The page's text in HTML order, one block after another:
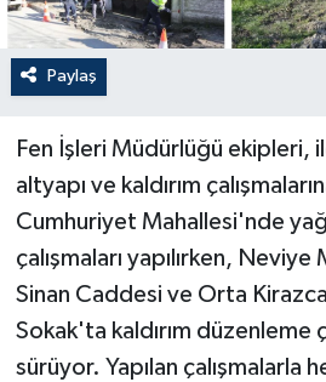
Paylaş
Fen İşleri Müdürlüğü ekipleri,
altyapı ve kaldırım
Cumhuriyet Mahallesi'nde
çalışmaları yapılırken,
Sinan Caddesi ve Orta
Sokak'ta kaldırım düzenleme
sürüyor. Yapılan çalışmalarla